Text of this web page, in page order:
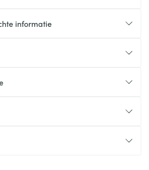
informatie